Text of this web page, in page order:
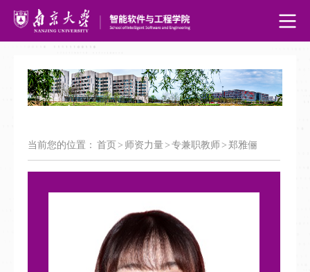
当前您的位置： 首页 > 师资力量> 专兼职教师 > 郑雅俪